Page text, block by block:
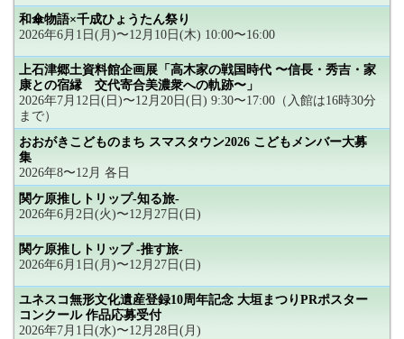
和傘物語×千成ひょうたん祭り
2026年6月1日(月)〜12月10日(木) 10:00〜16:00
上石津郷土資料館企画展「高木家の戦国時代 〜信長・秀吉・家
康との宿縁 交代寄合美濃衆への軌跡〜」
2026年7月12日(日)〜12月20日(日) 9:30〜17:00（入館は16時30分
まで）
おおがきこどものまち スマスタウン2026 こどもメンバー大募
集
2026年8〜12月 各日
関ケ原推しトリップ-知る旅-
2026年6月2日(火)〜12月27日(日)
関ケ原推しトリップ -推す旅-
2026年6月1日(月)〜12月27日(日)
ユネスコ無形文化遺産登録10周年記念 大垣まつりPRポスター
コンクール 作品応募受付
2026年7月1日(水)〜12月28日(月)